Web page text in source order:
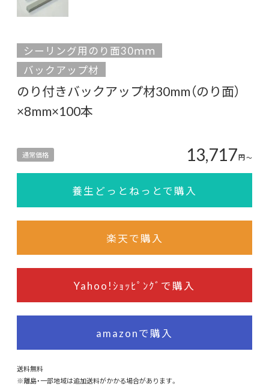
シーリング用のり面30ｍｍ
バックアップ材
のり付きバックアップ材30mm（のり面）
×8mm×100本
通常価格 13,717円〜
養生どっとねっとで購入
楽天で購入
Yahoo!ｼｮｯﾋﾟﾝｸﾞで購入
amazonで購入
送料無料
※離島・一部地域は追加送料がかかる場合があります。